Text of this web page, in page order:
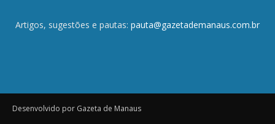
Artigos, sugestões e pautas: pauta@gazetademanaus.com.br
Desenvolvido por Gazeta de Manaus